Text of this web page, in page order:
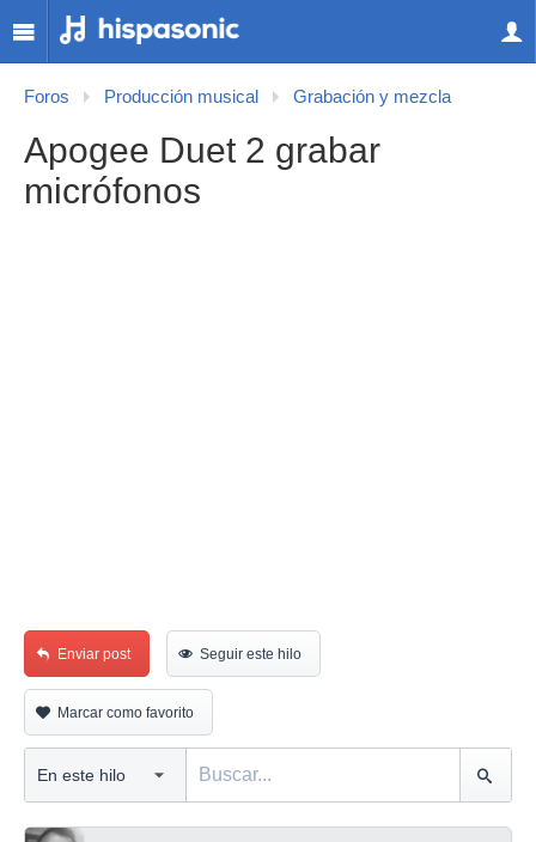
Foros Producción musical Grabación y mezcla
Apogee Duet 2 grabar
micrófonos
Enviar post Seguir este hilo
Marcar como favorito